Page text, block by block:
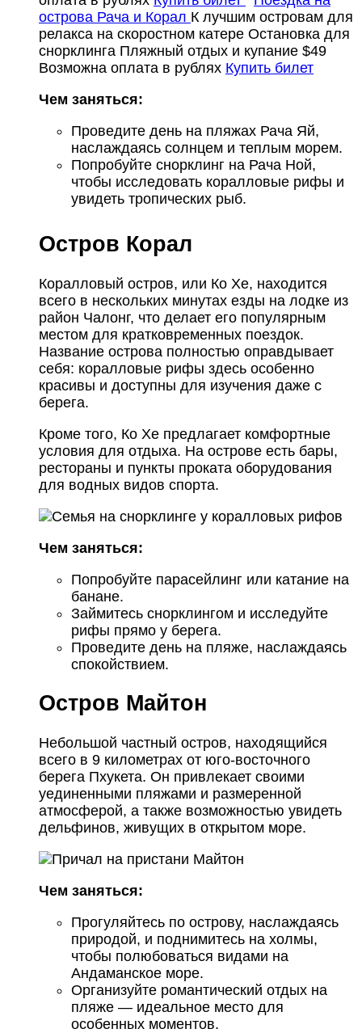
острова Рача и Корал К лучшим островам для
релакса на скоростном катере Остановка для
снорклинга Пляжный отдых и купание $49
Возможна оплата в рублях Купить билет
Чем заняться:
Проведите день на пляжах Рача Яй,
наслаждаясь солнцем и теплым морем.
Попробуйте снорклинг на Рача Ной,
чтобы исследовать коралловые рифы и
увидеть тропических рыб.
Остров Корал
Коралловый остров, или Ко Хе, находится
всего в нескольких минутах езды на лодке из
район Чалонг, что делает его популярным
местом для кратковременных поездок.
Название острова полностью оправдывает
себя: коралловые рифы здесь особенно
красивы и доступны для изучения даже с
берега.
Кроме того, Ко Хе предлагает комфортные
условия для отдыха. На острове есть бары,
рестораны и пункты проката оборудования
для водных видов спорта.
Чем заняться:
Попробуйте парасейлинг или катание на
банане.
Займитесь снорклингом и исследуйте
рифы прямо у берега.
Проведите день на пляже, наслаждаясь
спокойствием.
Остров Майтон
Небольшой частный остров, находящийся
всего в 9 километрах от юго-восточного
берега Пхукета. Он привлекает своими
уединенными пляжами и размеренной
атмосферой, а также возможностью увидеть
дельфинов, живущих в открытом море.
Чем заняться:
Прогуляйтесь по острову, наслаждаясь
природой, и поднимитесь на холмы,
чтобы полюбоваться видами на
Андаманское море.
Организуйте романтический отдых на
пляже — идеальное место для
особенных моментов.